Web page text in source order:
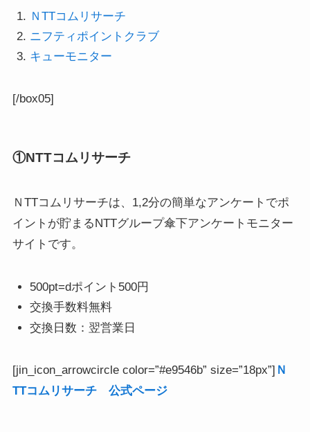
ＮTTコムリサーチ
ニフティポイントクラブ
キューモニター
[/box05]
①NTTコムリサーチ
ＮTTコムリサーチは、1,2分の簡単なアンケートでポ
イントが貯まるNTTグループ傘下アンケートモニター
サイトです。
500pt=dポイント500円
交換手数料無料
交換日数：翌営業日
[jin_icon_arrowcircle color=”#e9546b” size=”18px”] Ｎ
TTコムリサーチ 公式ページ